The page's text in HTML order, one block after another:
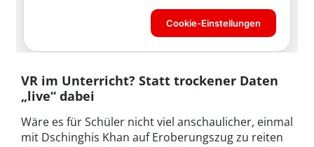
VR im Unterricht? Statt trockener Daten
„live“ dabei
Wäre es für Schüler nicht viel anschaulicher, einmal
mit Dschinghis Khan auf Eroberungszug zu reiten